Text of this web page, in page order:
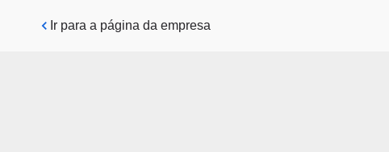
Pular para o conteúdo principal
Ir para a página da empresa